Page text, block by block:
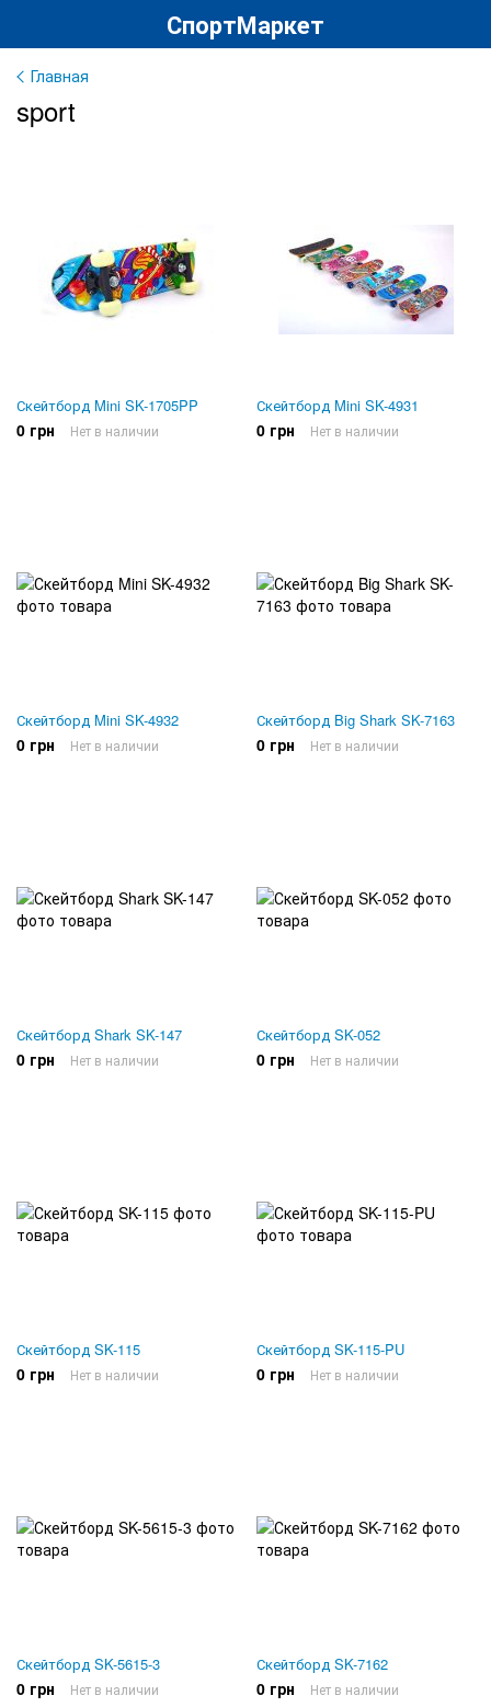
СпортМаркет
Главная
sport
Скейтборд Mini SK-1705PP
0 грн Нет в наличии
Скейтборд Mini SK-4931
0 грн Нет в наличии
Скейтборд Mini SK-4932
0 грн Нет в наличии
Скейтборд Big Shark SK-7163
0 грн Нет в наличии
Скейтборд Shark SK-147
0 грн Нет в наличии
Скейтборд SK-052
0 грн Нет в наличии
Скейтборд SK-115
0 грн Нет в наличии
Скейтборд SK-115-PU
0 грн Нет в наличии
Скейтборд SK-5615-3
0 грн Нет в наличии
Скейтборд SK-7162
0 грн Нет в наличии